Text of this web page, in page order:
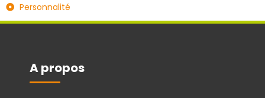
Personnalité
A propos